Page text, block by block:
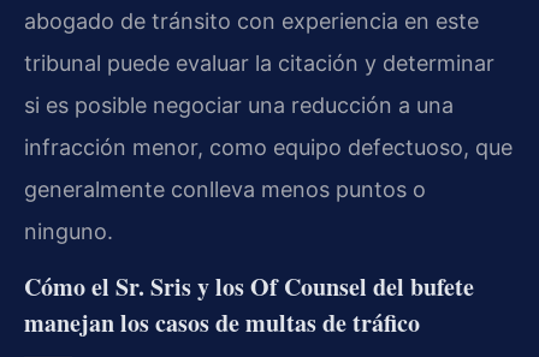
abogado de tránsito con experiencia en este
tribunal puede evaluar la citación y determinar
si es posible negociar una reducción a una
infracción menor, como equipo defectuoso, que
generalmente conlleva menos puntos o
ninguno.
Cómo el Sr. Sris y los Of Counsel del bufete
manejan los casos de multas de tráfico